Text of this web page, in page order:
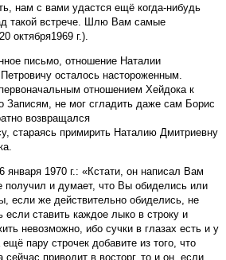
нам с вами удастся ещё когда-нибудь
такой встрече. Шлю Вам самые
октября1969 г.).
письмо, отношение Наталии
осталось настороженным.
отношением Хейдока к
Записям, не мог сгладить даже сам Борис
возвращался
стараясь примирить Наталию Дмитриевну
января 1970 г.: «Кстати, он написал Вам
получил и думает, что Вы обиделись или
если же действительно обиделись, не
ставить каждое лыко в строку и
невозможно, ибо сучки в глазах есть и у
пару строчек добавите из того, что
сейчас приводит в восторг, то и он, если